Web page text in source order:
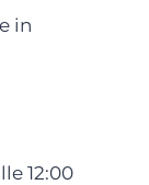
in
12:00